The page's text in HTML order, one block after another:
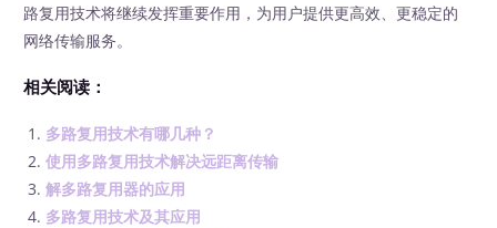
路复用技术将继续发挥重要作用，为用户提供更高效、更稳定的
网络传输服务。
相关阅读：
多路复用技术有哪几种？
使用多路复用技术解决远距离传输
解多路复用器的应用
多路复用技术及其应用